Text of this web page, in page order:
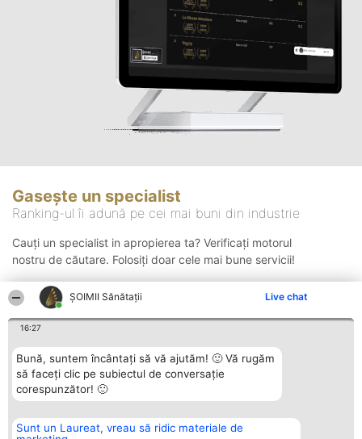
ŞOIMII Sănătații Live chat
16:27
Bună, suntem încântați să vă ajutăm! 🙂 Vă rugăm
să faceți clic pe subiectul de conversație
corespunzător! 🙂
Sunt un Laureat, vreau să ridic materiale de
Gasește un specialist
Ranking-ul îi adună pe cei mai buni din industrie
Cauți un specialist in apropierea ta? Verificați motorul
nostru de căutare. Folosiți doar cele mai bune servicii!
Organizator Ranking Plebiscyt Contact